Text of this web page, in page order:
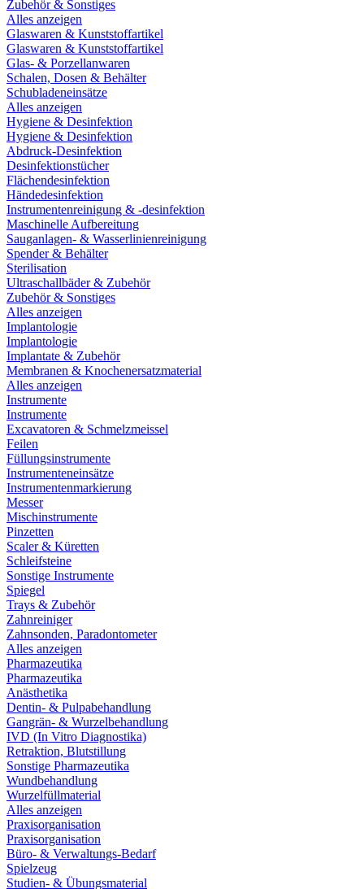
Zubehör & Sonstiges
Alles anzeigen
Glaswaren & Kunststoffartikel
Glaswaren & Kunststoffartikel
Glas- & Porzellanwaren
Schalen, Dosen & Behälter
Schubladeneinsätze
Alles anzeigen
Hygiene & Desinfektion
Hygiene & Desinfektion
Abdruck-Desinfektion
Desinfektionstücher
Flächendesinfektion
Händedesinfektion
Instrumentenreinigung & -desinfektion
Maschinelle Aufbereitung
Sauganlagen- & Wasserlinienreinigung
Spender & Behälter
Sterilisation
Ultraschallbäder & Zubehör
Zubehör & Sonstiges
Alles anzeigen
Implantologie
Implantologie
Implantate & Zubehör
Membranen & Knochenersatzmaterial
Alles anzeigen
Instrumente
Instrumente
Excavatoren & Schmelzmeissel
Feilen
Füllungsinstrumente
Instrumenteneinsätze
Instrumentenmarkierung
Messer
Mischinstrumente
Pinzetten
Scaler & Küretten
Schleifsteine
Sonstige Instrumente
Spiegel
Trays & Zubehör
Zahnreiniger
Zahnsonden, Paradontometer
Alles anzeigen
Pharmazeutika
Pharmazeutika
Anästhetika
Dentin- & Pulpabehandlung
Gangrän- & Wurzelbehandlung
IVD (In Vitro Diagnostika)
Retraktion, Blutstillung
Sonstige Pharmazeutika
Wundbehandlung
Wurzelfüllmaterial
Alles anzeigen
Praxisorganisation
Praxisorganisation
Büro- & Verwaltungs-Bedarf
Spielzeug
Studien- & Übungsmaterial